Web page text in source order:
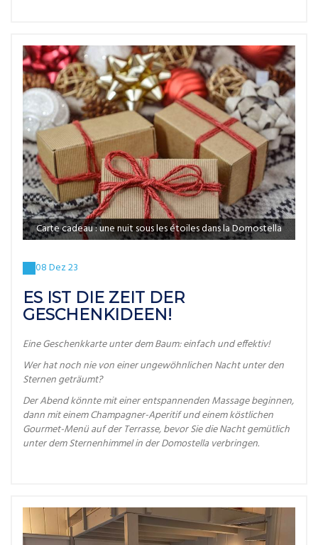
Carte cadeau : une nuit sous les étoiles dans la Domostella
08 Dez 23
ES IST DIE ZEIT DER
GESCHENKIDEEN!
Eine Geschenkkarte unter dem Baum: einfach und effektiv!
Wer hat noch nie von einer ungewöhnlichen Nacht unter den
Sternen geträumt?
Der Abend könnte mit einer entspannenden Massage beginnen,
dann mit einem Champagner-Aperitif und einem köstlichen
Gourmet-Menü auf der Terrasse, bevor Sie die Nacht gemütlich
unter dem Sternenhimmel in der Domostella verbringen.